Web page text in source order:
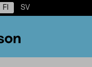
FI SV